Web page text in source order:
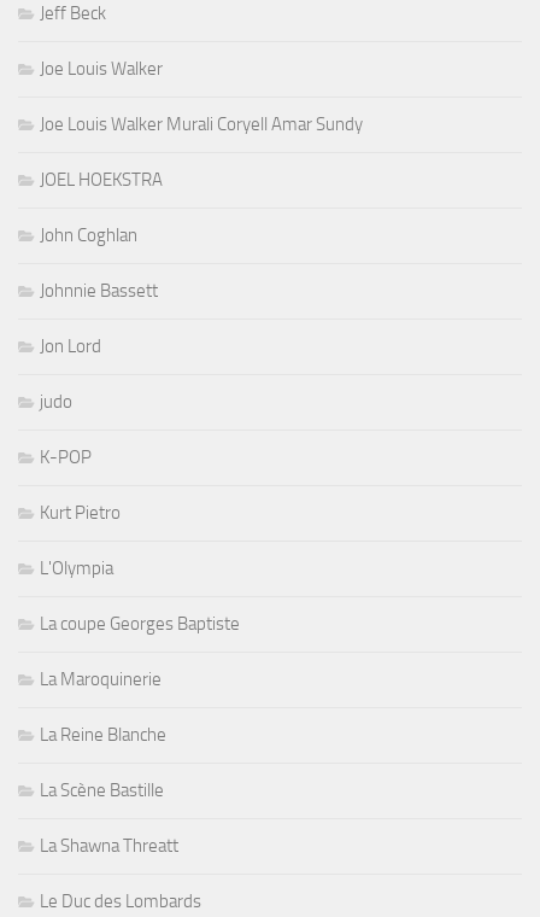
Jeff Beck
Joe Louis Walker
Joe Louis Walker Murali Coryell Amar Sundy
JOEL HOEKSTRA
John Coghlan
Johnnie Bassett
Jon Lord
judo
K-POP
Kurt Pietro
L'Olympia
La coupe Georges Baptiste
La Maroquinerie
La Reine Blanche
La Scène Bastille
La Shawna Threatt
Le Duc des Lombards